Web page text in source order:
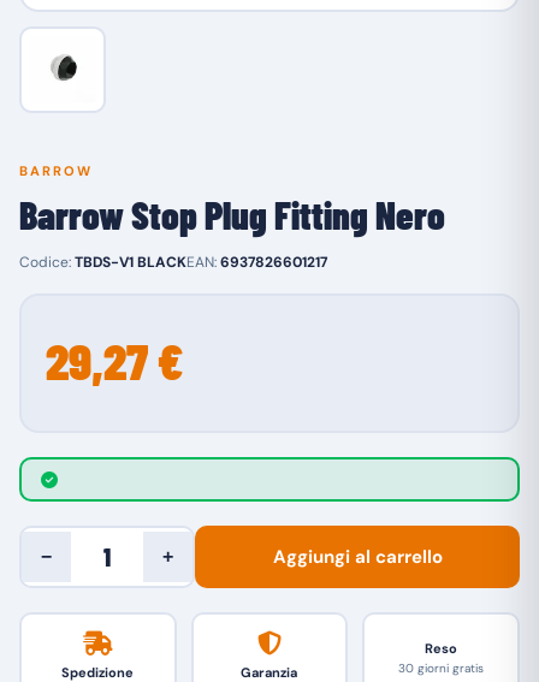
BARROW
Barrow Stop Plug Fitting Nero
Codice:TBDS-V1 BLACKEAN:6937826601217
29,27 €
− + Aggiungi al carrello
Spedizione Garanzia
Reso
30 giorni gratis